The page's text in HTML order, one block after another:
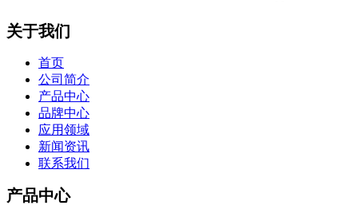
关于我们
首页
公司简介
产品中心
品牌中心
应用领域
新闻资讯
联系我们
产品中心